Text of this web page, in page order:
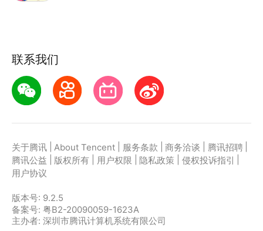
联系我们
关于腾讯 About Tencent 服务条款 商务洽谈 腾讯招聘
腾讯公益
版权所有 用户权限 隐私政策 侵权投诉指引
用户协议
版本号: 9.2.5
备案号: 粤B2-20090059-1623A
主办者: 深圳市腾讯计算机系统有限公司